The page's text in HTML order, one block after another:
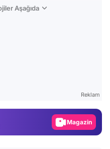
Aşağıda
Reklam
Video